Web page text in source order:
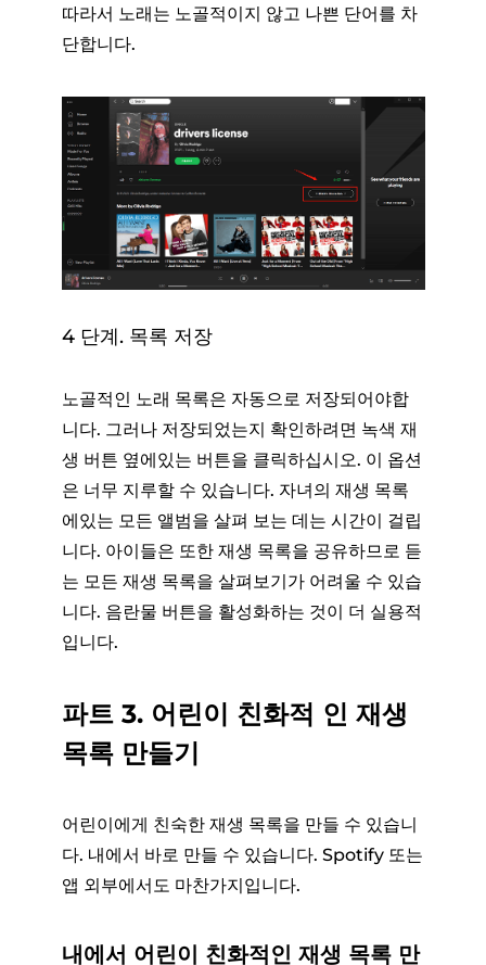
따라서 노래는 노골적이지 않고 나쁜 단어를 차
단합니다.
4 단계. 목록 저장
노골적인 노래 목록은 자동으로 저장되어야합
니다. 그러나 저장되었는지 확인하려면 녹색 재
생 버튼 옆에있는 버튼을 클릭하십시오. 이 옵션
은 너무 지루할 수 있습니다. 자녀의 재생 목록
에있는 모든 앨범을 살펴 보는 데는 시간이 걸립
니다. 아이들은 또한 재생 목록을 공유하므로 듣
는 모든 재생 목록을 살펴보기가 어려울 수 있습
니다. 음란물 버튼을 활성화하는 것이 더 실용적
입니다.
파트 3. 어린이 친화적 인 재생
목록 만들기
어린이에게 친숙한 재생 목록을 만들 수 있습니
다. 내에서 바로 만들 수 있습니다. Spotify 또는
앱 외부에서도 마찬가지입니다.
내에서 어린이 친화적인 재생 목록 만